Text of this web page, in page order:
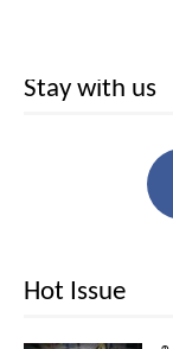
Stay with us
Hot Issue